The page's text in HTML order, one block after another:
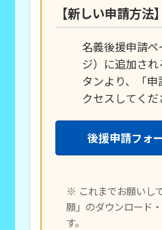
【新しい申請方法】
名義後援申請
ジ）に追加さ
タンより、「
クセスしてくだ
後援申請フォ
これまでお願いし
願」のダウンロード
す。